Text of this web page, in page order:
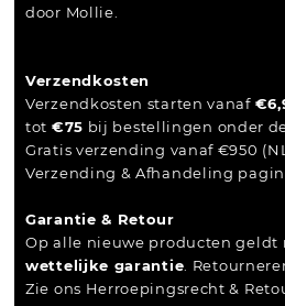
door Mollie.
Verzendkosten
Verzendkosten starten vanaf
tot €75 bij bestellingen onder
Gratis verzending vanaf €950
Verzending & Afhandeling
Garantie & Retour
Op alle nieuwe producten geldt
wettelijke garantie .
Zie ons Herroepingsrecht &